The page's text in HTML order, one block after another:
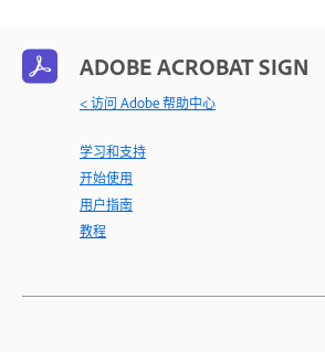
ADOBE ACROBAT SIGN
< 访问 Adobe 帮助中心
学习和支持
开始使用
用户指南
教程